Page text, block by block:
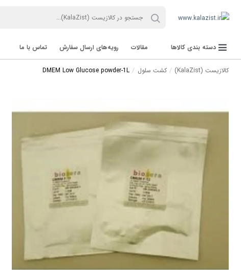
دسته بندی کالاها مقالات رویه‌های ارسال سفارش تماس با ما
کالازیست (KalaZist) کشت سلول DMEM Low Glucose powder-1L